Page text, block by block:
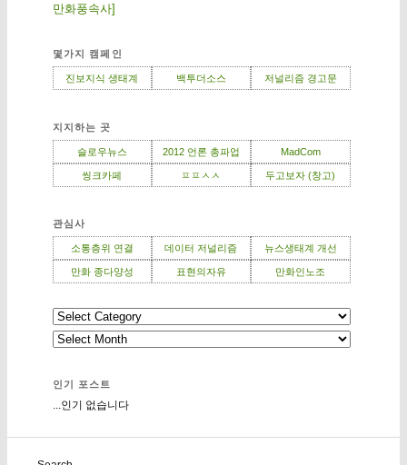
만화풍속사]
몇가지 캠페인
진보지식 생태계 백투더소스 저널리즘 경고문
지지하는 곳
슬로우뉴스 2012 언론 총파업 MadCom
씽크카페 ㅍㅍㅅㅅ 두고보자 (창고)
관심사
소통층위 연결 데이터 저널리즘 뉴스생태계 개선
만화 종다양성 표현의자유 만화인노조
인기 포스트
...인기 없습니다